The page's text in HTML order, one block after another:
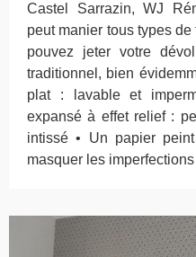
Castel Sarrazin, WJ
peut manier tous types
pouvez jeter votre
traditionnel, bien
plat : lavable et
expansé à effet relief :
intissé • Un papier
masquer les